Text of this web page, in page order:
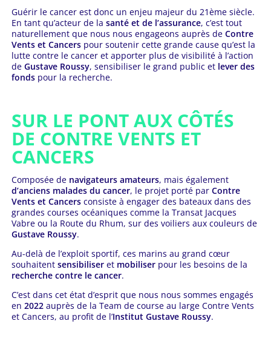
Guérir le cancer est donc un enjeu majeur du 21ème siècle.
En tant qu’acteur de la santé et de l’assurance, c’est tout
naturellement que nous nous engageons auprès de Contre
Vents et Cancerspour soutenir cette grande cause qu’est la
lutte contre le cancer et apporter plus de visibilité à l’action
de Gustave Roussy, sensibiliser le grand public et lever des
fondspour la recherche.
SUR LE PONT AUX CÔTÉS
DE CONTRE VENTS ET
CANCERS
Composée de navigateurs amateurs, mais également
d’anciens malades du cancer, le projet porté par Contre
Vents et Cancersconsiste à engager des bateaux dans des
grandes courses océaniques comme la Transat Jacques
Vabre ou la Route du Rhum, sur des voiliers aux couleurs de
Gustave Roussy.
Au-delà de l’exploit sportif, ces marins au grand cœur
souhaitent sensibiliseret mobiliserpour les besoins de la
recherche contre le cancer.
C’est dans cet état d’esprit que nous nous sommes engagés
en 2022auprès de la Team de course au large Contre Vents
et Cancers, au profit de l’Institut Gustave Roussy.